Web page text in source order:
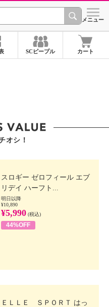
ショッ
メニュー
SCピープル カート
オシ！
スロギー ゼロフィール エブ
リデイ ハーフト...
明日以降
¥10,890
¥5,990 (税込)
44%OFF
ＥＬＬＥ ＳＰＯＲＴ はっ